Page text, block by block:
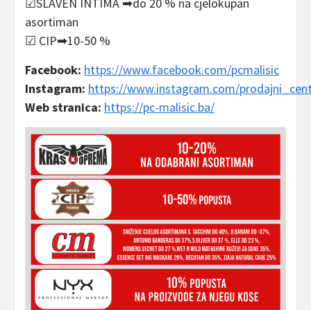
asortiman
☑ CIP➡10-50 %
Facebook: https://www.facebook.com/pcmalisic
Instagram: https://www.instagram.com/
Web stranica: https://pc-malisic.ba/